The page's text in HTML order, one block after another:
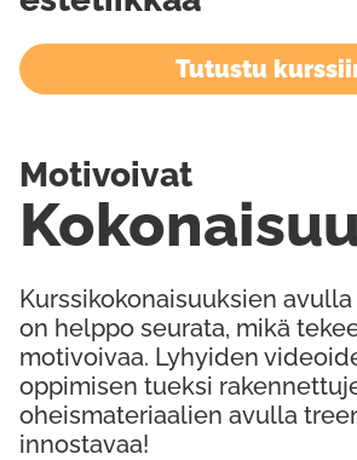
Tutustu
Kurssikokonaisuuksien
on helppo seurata, mikä
motivoivaa. Lyhyiden
oppimisen tueksi
oheismateriaalien avulla
innostavaa!
Motivoivat